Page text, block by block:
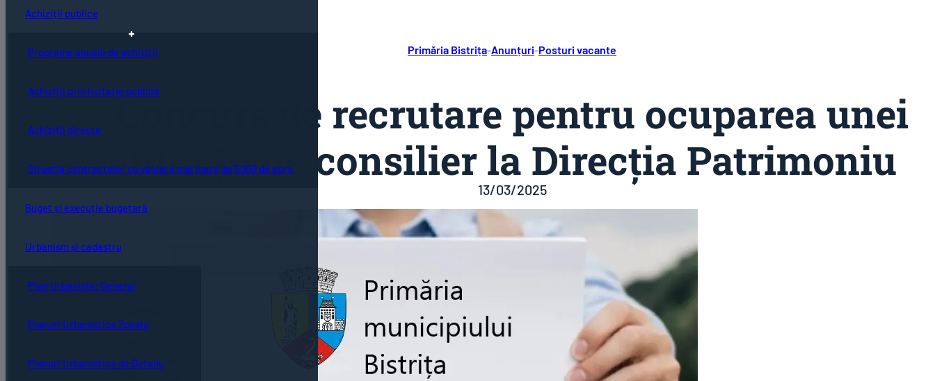
Achiziții publice
Programe anuale de achiziții
Achiziții prin licitație publică
Achiziții directe
Situația contractelor cu valoare mai mare de 5000 de euro
Buget și execuție bugetară
Urbanism și cadastru
Plan Urbanistic General
Planuri Urbanistice Zonale
Planuri Urbanistice de Detaliu
Primăria Bistrița-Anunțuri-Posturi vacante
Concurs de recrutare pentru ocuparea unei
funcții de consilier la Direcția Patrimoniu
13/03/2025